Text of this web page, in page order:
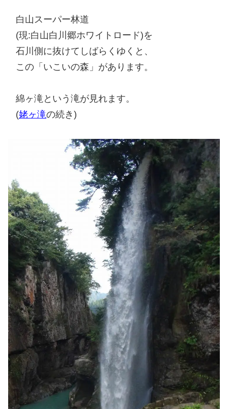
白山スーパー林道
(現:白山白川郷ホワイトロード)を
石川側に抜けてしばらくゆくと、
この「いこいの森」があります。
綿ヶ滝という滝が見れます。
(姥ヶ滝の続き)